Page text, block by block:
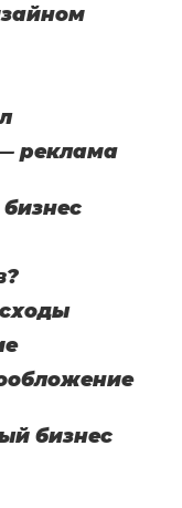
реклама
бизнес